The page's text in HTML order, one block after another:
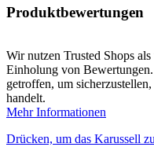
Produktbewertungen
Wir nutzen Trusted Shops
Einholung von
getroffen, um
handelt.
Mehr Informationen
Drücken, um das Karussell